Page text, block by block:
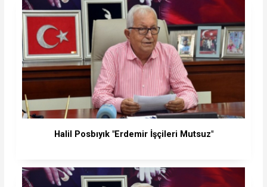
Halil Posbıyık "Erdemir İşçileri Mutsuz"